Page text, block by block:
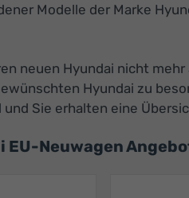
Modelle der Marke
neuen Hyundai nicht
Hyundai zu
Sie erhalten eine
EU-Neuwagen